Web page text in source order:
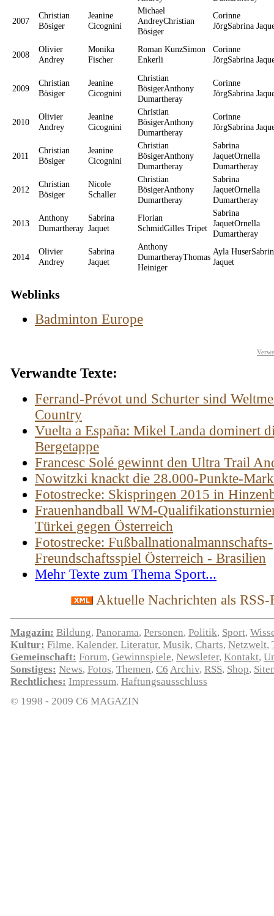
2007
Christian
Bösiger
Jeanine
Cicognini
Michael
AndreyChristian
Bösiger
Corinne
JörgSabrina
2008
Olivier
Andrey
Monika
Fischer
Roman KunzSimon
Enkerli
Corinne
JörgSabrina
2009
Christian
Bösiger
Jeanine
Cicognini
Christian
BösigerAnthony
Dumartheray
Corinne
JörgSabrina
2010
Olivier
Andrey
Jeanine
Cicognini
Christian
BösigerAnthony
Dumartheray
Corinne
JörgSabrina
2011
Christian
Bösiger
Jeanine
Cicognini
Christian
BösigerAnthony
Dumartheray
Sabrina
JaquetOrnella
Dumartheray
2012
Christian
Bösiger
Nicole
Schaller
Christian
BösigerAnthony
Dumartheray
Sabrina
JaquetOrnella
Dumartheray
2013
Anthony
Dumartheray
Sabrina
Jaquet
Florian
SchmidGilles Tripet
Sabrina
JaquetOrnella
Dumartheray
2014
Olivier
Andrey
Sabrina
Jaquet
Anthony
DumartherayThomas
Heiniger
Ayla
Jaquet
Weblinks
Badminton Europe
Verwandte Texte:
Ferrand-Prévot und Schurter sind
Country
Vuelta a España: Mikel Landa dominert
Bergetappe
Francesc Solé gewinnt den Ultra Trail
Nowitzki knackt die 28.000-Punkte-
Fotostrecke: Skispringen 2015 in
Frauenhandball WM-
Türkei gegen Österreich
Fotostrecke: Fußballnationalmannschafts-
Freundschaftsspiel Österreich - Brasilien
Mehr Texte zum Thema Sport...
Aktuelle Nachrichten als RSS-
Magazin: Bildung, Panorama, Personen, Politik, Sport,
Kultur: Filme, Kalender, Literatur, Musik, Charts, Netzwelt,
Gemeinschaft: Forum, Gewinnspiele, Newsleter, Kontakt,
Sonstiges: News, Fotos, Themen, C6 Archiv, RSS, Shop,
Rechtliches: Impressum, Haftungsausschluss
© 1998 - 2009 C6 MAGAZIN